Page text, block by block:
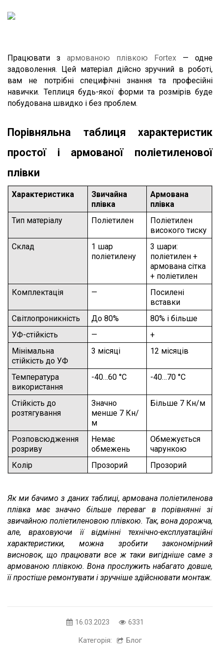
Працювати з армованою плівкою Fortex — одне
задоволення. Цей матеріал дійсно зручний в роботі,
вам не потрібні специфічні знання та професійні
навички. Теплиця будь-якої форми та розмірів буде
побудована швидко і без проблем.
Порівняльна таблиця характеристик
простої і армованої поліетиленової
плівки
Характеристика
Звичайна
плівка
Армована
плівка
Тип матеріалу
Поліетилен
Поліетилен
високого тиску
Склад
1 шар
поліетилену
3 шари:
поліетилен +
армована сітка
+ поліетилен
Комплектація
—
Посилені
вставки
Світлопроникність
До 80%
80% і більше
УФ-стійкість
—
+
Мінімальна
стійкість до УФ
3 місяці 12 місяців
Температура
використання
-40…60 °C -40…70 °C
Стійкість до
розтягування
Значно
менше 7 Кн/
м
Більше 7 Кн/м
Розповсюдження
розриву
Немає
обмежень
Обмежується
чарункою
Колір
Прозорий Прозорий
Як ми бачимо з даних таблиці, армована поліетиленова
плівка має значно більше переваг в порівнянні зі
звичайною поліетиленовою плівкою. Так, вона дорожча,
але, враховуючи її відмінні технічно-експлуатаційні
характеристики, можна зробити закономірний
висновок, що працювати все ж таки вигідніше саме з
армованою плівкою. Вона прослужить набагато довше,
її простіше ремонтувати і зручніше здійснювати монтаж.
16.03.2023 6331
Категорія: Блог